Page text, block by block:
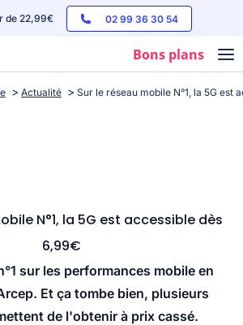
de 22,99€ 02 99 36 30 54
Bons plans
Actualité Sur le réseau mobile N°1, la 5G est
N°1, la 5G est accessible dès
6,99€
sur les performances mobile en
Et ça tombe bien, plusieurs
de l'obtenir à prix cassé.